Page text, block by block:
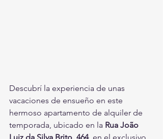
Descubrí la experiencia de unas
vacaciones de ensueño en este
hermoso apartamento de alquiler de
temporada, ubicado en la Rua João
Luiz da Silva Brito, 464, en el exclusivo